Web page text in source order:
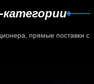
прямые поставки с